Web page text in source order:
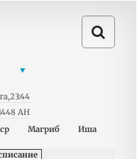
,23:44
AH
Магриб Иша